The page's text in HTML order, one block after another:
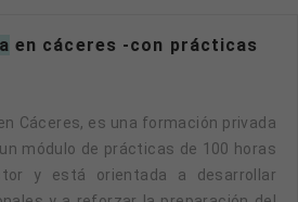
en cáceres -con prácticas
Cáceres, es una formación privada
módulo de prácticas de 100 horas
y está orientada a desarrollar